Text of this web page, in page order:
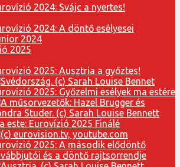
2024: Svájc a nyertes!
2024: A döntő esélyesei
2024
2025
2025: Ausztria a győztes!
2025: Győzelmi esélyek ma estére
este: Eurovízió 2025 Finálé
2025: A második elődöntő
és a döntő rajtsorrendje